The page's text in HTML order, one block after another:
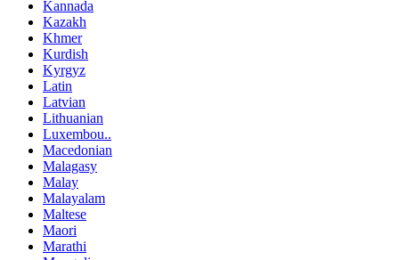
Kannada
Kazakh
Khmer
Kurdish
Kyrgyz
Latin
Latvian
Lithuanian
Luxembou..
Macedonian
Malagasy
Malay
Malayalam
Maltese
Maori
Marathi